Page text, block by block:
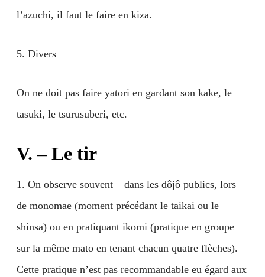
l’azuchi, il faut le faire en kiza.
5. Divers
On ne doit pas faire yatori en gardant son kake, le
tasuki, le tsurusuberi, etc.
V. – Le tir
1. On observe souvent – dans les dôjô publics, lors
de monomae (moment précédant le taikai ou le
shinsa) ou en pratiquant ikomi (pratique en groupe
sur la même mato en tenant chacun quatre flèches).
Cette pratique n’est pas recommandable eu égard aux